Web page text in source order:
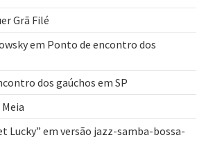
Grã Filé
em Ponto de encontro dos
dos gaúchos em SP
Meia
Lucky” em versão jazz-samba-bossa-